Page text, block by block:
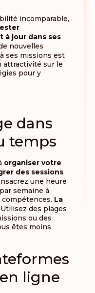
incomparable,
jour dans ses
nouvelles
ses missions est
attractivité sur le
pour y
dans
temps
organiser votre
des sessions
une heure
semaine à
compétences. La
des plages
ou des
êtes moins
ligne